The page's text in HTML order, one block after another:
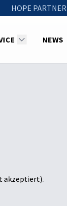
HOPE PARTNER
NEWS
akzeptiert).